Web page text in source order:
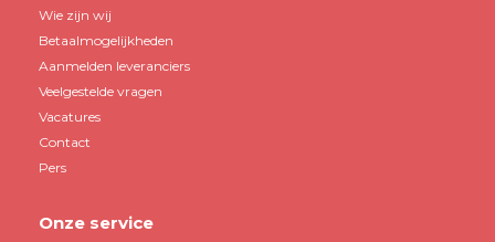
Wie zijn wij
Betaalmogelijkheden
Aanmelden leveranciers
Veelgestelde vragen
Vacatures
Contact
Pers
Onze service